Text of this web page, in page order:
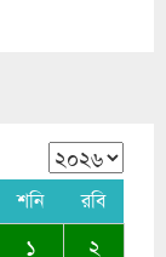
শনি রবি
১
২